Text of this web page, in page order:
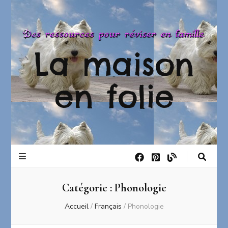
La maison
en folie
Catégorie :Phonologie
Accueil / Français / Phonologie